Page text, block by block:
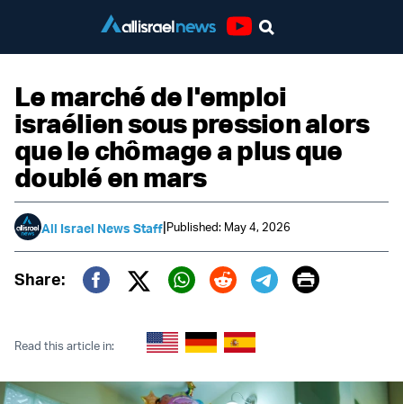
Le marché de l'emploi
israélien sous pression alors
que le chômage a plus que
doublé en mars
All Israel News Staff|Published: May 4, 2026
Share:
Twitter (X)
Print
Read this article in: